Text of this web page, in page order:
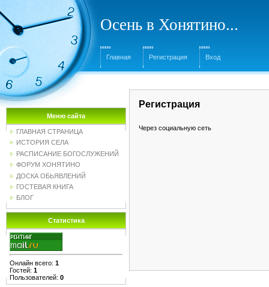
Осень в Хонятино...
Главная Регистрация Вход
Меню сайта
ГЛАВНАЯ СТРАНИЦА
ИСТОРИЯ СЕЛА
РАСПИСАНИЕ БОГОСЛУЖЕНИЙ
ФОРУМ ХОНЯТИНО
ДОСКА ОБЬЯВЛЕНИЙ
ГОСТЕВАЯ КНИГА
БЛОГ
Статистика
Онлайн всего: 1
Гостей: 1
Пользователей: 0
Регистрация
Через социальную сеть